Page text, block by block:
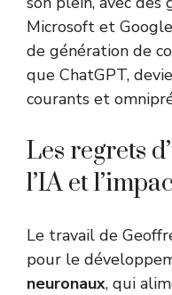
Microsoft et
de génération de
que ChatGPT,
courants et
Les regrets
l’IA et
Le travail de
pour le
neuronaux, qui